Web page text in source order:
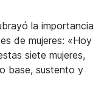
la importancia
de mujeres: «Hoy
siete mujeres,
base, sustento y